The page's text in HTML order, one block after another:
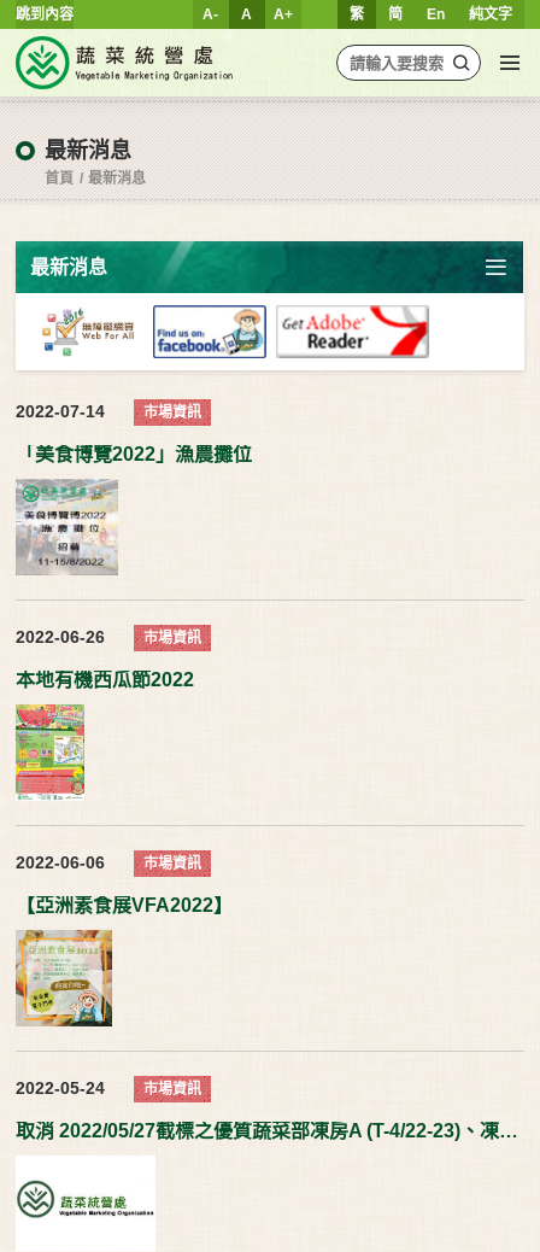
跳到內容 繁 简 En 純文字
A- A A+
最新消息
首頁 最新消息
最新消息
2022-07-14 市場資訊
「美食博覽2022」漁農攤位
2022-06-26 市場資訊
本地有機西瓜節2022
2022-06-06 市場資訊
【亞洲素食展VFA2022】
2022-05-24 市場資訊
取消 2022/05/27截標之優質蔬菜部凍房A (T-4/22-23)、凍房B (T-5/22-23)和辦公室A (T-12/22-23)招標